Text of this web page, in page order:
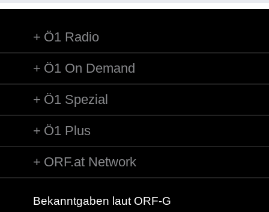
Ö1 Radio
Ö1 On Demand
Ö1 Spezial
Ö1 Plus
ORF.at Network
Bekanntgaben laut ORF-G